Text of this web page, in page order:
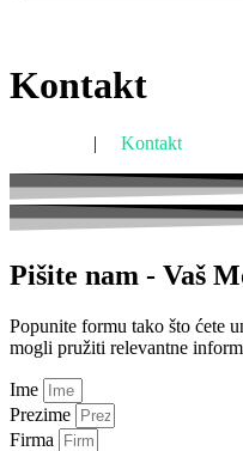
Kontakt
| Kontakt
Pišite nam - Vaš
Popunite formu tako što ćete
mogli pružiti relevantne
Ime
Prezime
Firma